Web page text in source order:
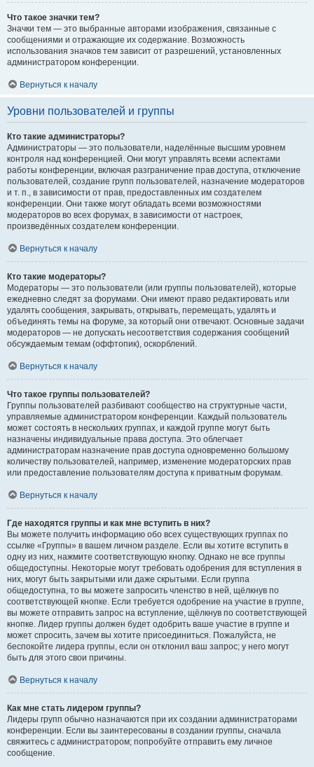
Что такое значки тем?
Значки тем — это выбранные авторами изображения, связанные с
сообщениями и отражающие их содержание. Возможность
использования значков тем зависит от разрешений, установленных
администратором конференции.
Вернуться к началу
Уровни пользователей и группы
Кто такие администраторы?
Администраторы — это пользователи, наделённые высшим уровнем
контроля над конференцией. Они могут управлять всеми аспектами
работы конференции, включая разграничение прав доступа, отключение
пользователей, создание групп пользователей, назначение модераторов
и т. п., в зависимости от прав, предоставленных им создателем
конференции. Они также могут обладать всеми возможностями
модераторов во всех форумах, в зависимости от настроек,
произведённых создателем конференции.
Вернуться к началу
Кто такие модераторы?
Модераторы — это пользователи (или группы пользователей), которые
ежедневно следят за форумами. Они имеют право редактировать или
удалять сообщения, закрывать, открывать, перемещать, удалять и
объединять темы на форуме, за который они отвечают. Основные задачи
модераторов — не допускать несоответствия содержания сообщений
обсуждаемым темам (оффтопик), оскорблений.
Вернуться к началу
Что такое группы пользователей?
Группы пользователей разбивают сообщество на структурные части,
управляемые администратором конференции. Каждый пользователь
может состоять в нескольких группах, и каждой группе могут быть
назначены индивидуальные права доступа. Это облегчает
администраторам назначение прав доступа одновременно большому
количеству пользователей, например, изменение модераторских прав
или предоставление пользователям доступа к приватным форумам.
Вернуться к началу
Где находятся группы и как мне вступить в них?
Вы можете получить информацию обо всех существующих группах по
ссылке «Группы» в вашем личном разделе. Если вы хотите вступить в
одну из них, нажмите соответствующую кнопку. Однако не все группы
общедоступны. Некоторые могут требовать одобрения для вступления в
них, могут быть закрытыми или даже скрытыми. Если группа
общедоступна, то вы можете запросить членство в ней, щёлкнув по
соответствующей кнопке. Если требуется одобрение на участие в группе,
вы можете отправить запрос на вступление, щёлкнув по соответствующей
кнопке. Лидер группы должен будет одобрить ваше участие в группе и
может спросить, зачем вы хотите присоединиться. Пожалуйста, не
беспокойте лидера группы, если он отклонил ваш запрос; у него могут
быть для этого свои причины.
Вернуться к началу
Как мне стать лидером группы?
Лидеры групп обычно назначаются при их создании администраторами
конференции. Если вы заинтересованы в создании группы, сначала
свяжитесь с администратором; попробуйте отправить ему личное
сообщение.